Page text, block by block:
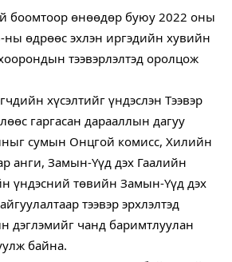
боомтоор өнөөдөр буюу 2022 оны
ны өдрөөс эхлэн иргэдийн хувийн
тээвэрлэлтэд оролцож
хүсэлтийг үндэслэн Тээвэр
гаргасан дарааллын дагуу
сумын Онцгой комисс, Хилийн
анги, Замын-Үүд дэх Гаалийн
үндэсний төвийн Замын-Үүд дэх
тээвэр эрхлэлтэд
дэглэмийг чанд баримтлуулан
байна.